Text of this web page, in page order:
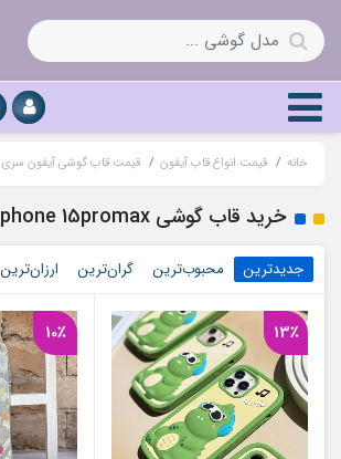
خانه قیمت انواع قاب آیفون قیمت قاب گوشی آیفون سری 15
خرید قاب گوشی iphone 15promax
جدیدترین محبوب‌ترین گران‌ترین ارزان‌ترین
13٪ 10٪